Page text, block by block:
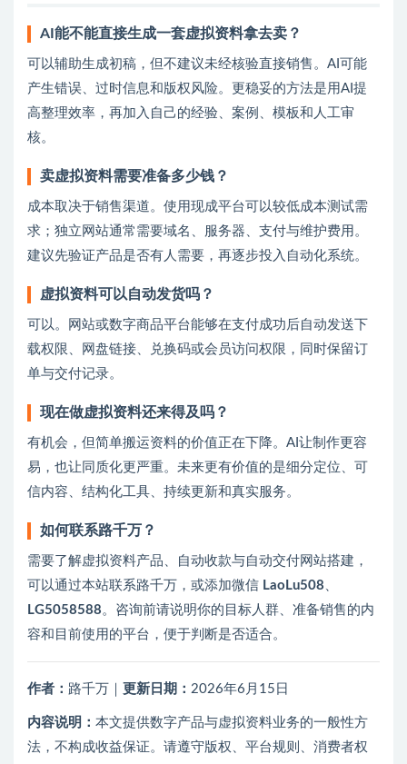
AI能不能直接生成一套虚拟资料拿去卖？
可以辅助生成初稿，但不建议未经核验直接销售。AI可能
产生错误、过时信息和版权风险。更稳妥的方法是用AI提
高整理效率，再加入自己的经验、案例、模板和人工审
核。
卖虚拟资料需要准备多少钱？
成本取决于销售渠道。使用现成平台可以较低成本测试需
求；独立网站通常需要域名、服务器、支付与维护费用。
建议先验证产品是否有人需要，再逐步投入自动化系统。
虚拟资料可以自动发货吗？
可以。网站或数字商品平台能够在支付成功后自动发送下
载权限、网盘链接、兑换码或会员访问权限，同时保留订
单与交付记录。
现在做虚拟资料还来得及吗？
有机会，但简单搬运资料的价值正在下降。AI让制作更容
易，也让同质化更严重。未来更有价值的是细分定位、可
信内容、结构化工具、持续更新和真实服务。
如何联系路千万？
需要了解虚拟资料产品、自动收款与自动交付网站搭建，
可以通过本站联系路千万，或添加微信 LaoLu508 、
LG5058588。咨询前请说明你的目标人群、准备销售的内
容和目前使用的平台，便于判断是否适合。
作者： 路千万｜ 更新日期： 2026年6月15日
内容说明： 本文提供数字产品与虚拟资料业务的一般性方
法，不构成收益保证。请遵守版权、平台规则、消费者权